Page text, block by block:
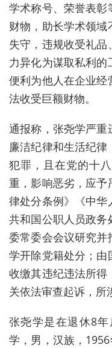
学术称号、荣誉表
财物，助长学术领
失守，违规收受礼
力异化为谋取私利
便利为他人在企业
法收受巨额财物。
通报称，张尧学严重
廉洁纪律和生活纪
犯罪，且在党的十
重，影响恶劣，应
律处分条例》《中
共和国公职人员政
委常委会会议研究
学开除党籍处分；由
收缴其违纪违法所
关依法审查起诉，所
张尧学是在退休8
学，男，汉族，